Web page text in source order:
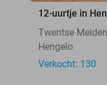
12-uurtje in
Twentse Meiden
Hengelo
Verkocht: 130